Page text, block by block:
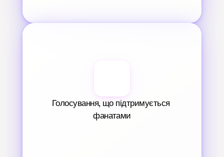
Голосування, що підтримується
фанатами